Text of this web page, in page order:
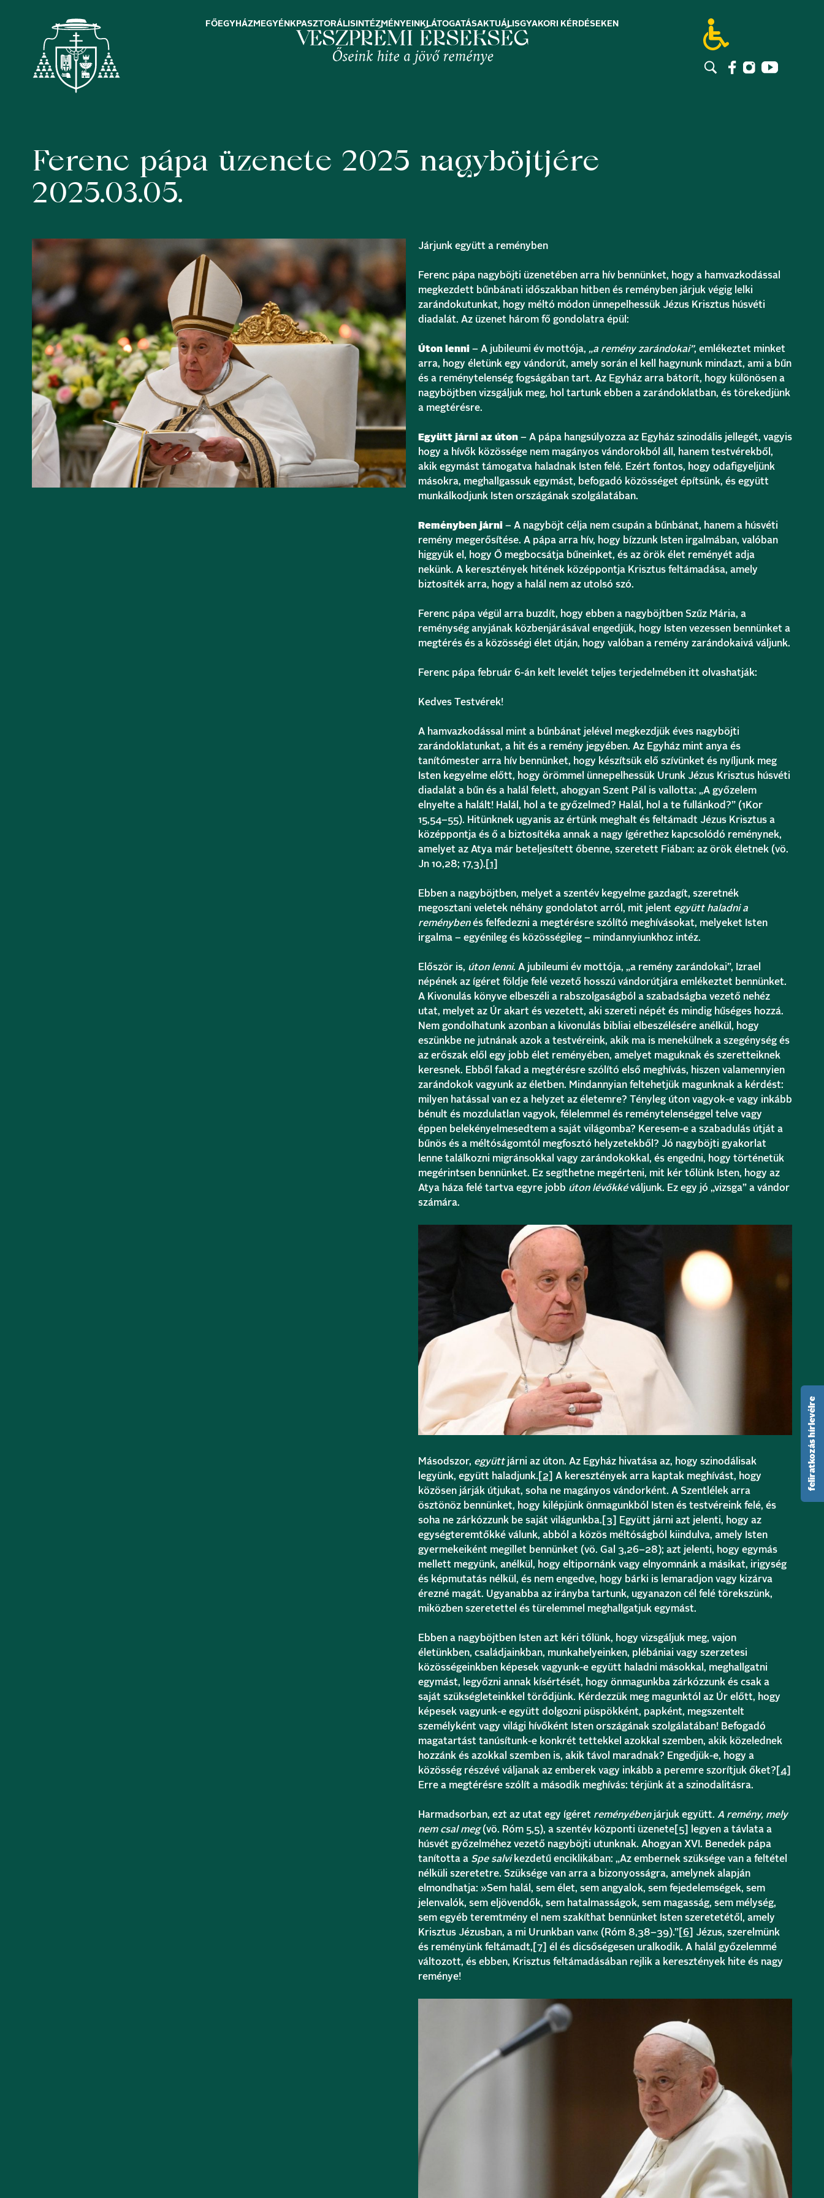
FŐEGYHÁZMEGYÉNK PASZTORÁLIS INTÉZMÉNYEINK LÁTOGATÁSAKTUÁLISGYAKORI KÉRDÉSEK EN
Ferenc pápa üzenete 2025 nagyböjtjére
2025.03.05.
Járjunk együtt a reményben
Ferenc pápa nagyböjti üzenetében arra hív bennünket, hogy a hamvazkodással
megkezdett bűnbánati időszakban hitben és reményben járjuk végig lelki
zarándokutunkat, hogy méltó módon ünnepelhessük Jézus Krisztus húsvéti
diadalát. Az üzenet három fő gondolatra épül:
Úton lenni – A jubileumi év mottója, „a remény zarándokai”, emlékeztet minket
arra, hogy életünk egy vándorút, amely során el kell hagynunk mindazt, ami a bűn
és a reménytelenség fogságában tart. Az Egyház arra bátorít, hogy különösen a
nagyböjtben vizsgáljuk meg, hol tartunk ebben a zarándoklatban, és törekedjünk
a megtérésre.
Együtt járni az úton – A pápa hangsúlyozza az Egyház szinodális jellegét, vagyis
hogy a hívők közössége nem magányos vándorokból áll, hanem testvérekből,
akik egymást támogatva haladnak Isten felé. Ezért fontos, hogy odafigyeljünk
másokra, meghallgassuk egymást, befogadó közösséget építsünk, és együtt
munkálkodjunk Isten országának szolgálatában.
Reményben járni – A nagyböjt célja nem csupán a bűnbánat, hanem a húsvéti
remény megerősítése. A pápa arra hív, hogy bízzunk Isten irgalmában, valóban
higgyük el, hogy Ő megbocsátja bűneinket, és az örök élet reményét adja
nekünk. A keresztények hitének középpontja Krisztus feltámadása, amely
biztosíték arra, hogy a halál nem az utolsó szó.
Ferenc pápa végül arra buzdít, hogy ebben a nagyböjtben Szűz Mária, a
reménység anyjának közbenjárásával engedjük, hogy Isten vezessen bennünket a
megtérés és a közösségi élet útján, hogy valóban a remény zarándokaivá váljunk.
Ferenc pápa február 6-án kelt levelét teljes terjedelmében itt olvashatják:
Kedves Testvérek!
A hamvazkodással mint a bűnbánat jelével megkezdjük éves nagyböjti
zarándoklatunkat, a hit és a remény jegyében. Az Egyház mint anya és
tanítómester arra hív bennünket, hogy készítsük elő szívünket és nyíljunk meg
Isten kegyelme előtt, hogy örömmel ünnepelhessük Urunk Jézus Krisztus húsvéti
diadalát a bűn és a halál felett, ahogyan Szent Pál is vallotta: „A győzelem
elnyelte a halált! Halál, hol a te győzelmed? Halál, hol a te fullánkod?” (1Kor
15,54–55). Hitünknek ugyanis az értünk meghalt és feltámadt Jézus Krisztus a
középpontja és ő a biztosítéka annak a nagy ígérethez kapcsolódó reménynek,
amelyet az Atya már beteljesített őbenne, szeretett Fiában: az örök életnek (vö.
Jn 10,28; 17,3). [1]
Ebben a nagyböjtben, melyet a szentév kegyelme gazdagít, szeretnék
megosztani veletek néhány gondolatot arról, mit jelent együtt haladni a
reménybenés felfedezni a megtérésre szólító meghívásokat, melyeket Isten
irgalma – egyénileg és közösségileg – mindannyiunkhoz intéz.
Először is, úton lenni. A jubileumi év mottója, „a remény zarándokai”, Izrael
népének az ígéret földje felé vezető hosszú vándorútjára emlékeztet bennünket.
A Kivonulás könyve elbeszéli a rabszolgaságból a szabadságba vezető nehéz
utat, melyet az Úr akart és vezetett, aki szereti népét és mindig hűséges hozzá.
Nem gondolhatunk azonban a kivonulás bibliai elbeszélésére anélkül, hogy
eszünkbe ne jutnának azok a testvéreink, akik ma is menekülnek a szegénység és
az erőszak elől egy jobb élet reményében, amelyet maguknak és szeretteiknek
keresnek. Ebből fakad a megtérésre szólító első meghívás, hiszen valamennyien
zarándokok vagyunk az életben. Mindannyian feltehetjük magunknak a kérdést:
milyen hatással van ez a helyzet az életemre? Tényleg úton vagyok-e vagy inkább
bénult és mozdulatlan vagyok, félelemmel és reménytelenséggel telve vagy
éppen belekényelmesedtem a saját világomba? Keresem-e a szabadulás útját a
bűnös és a méltóságomtól megfosztó helyzetekből? Jó nagyböjti gyakorlat
lenne találkozni migránsokkal vagy zarándokokkal, és engedni, hogy történetük
megérintsen bennünket. Ez segíthetne megérteni, mit kér tőlünk Isten, hogy az
Atya háza felé tartva egyre jobb úton lévőkkéváljunk. Ez egy jó „vizsga” a vándor
számára.
Másodszor, együttjárni az úton. Az Egyház hivatása az, hogy szinodálisak
legyünk, együtt haladjunk. [2]
A keresztények arra kaptak meghívást, hogy
közösen járják útjukat, soha ne magányos vándorként. A Szentlélek arra
ösztönöz bennünket, hogy kilépjünk önmagunkból Isten és testvéreink felé, és
soha ne zárkózzunk be saját világunkba. [3]
Együtt járni azt jelenti, hogy az
egységteremtőkké válunk, abból a közös méltóságból kiindulva, amely Isten
gyermekeiként megillet bennünket (vö. Gal 3,26–28); azt jelenti, hogy egymás
mellett megyünk, anélkül, hogy eltipornánk vagy elnyomnánk a másikat, irigység
és képmutatás nélkül, és nem engedve, hogy bárki is lemaradjon vagy kizárva
érezné magát. Ugyanabba az irányba tartunk, ugyanazon cél felé törekszünk,
miközben szeretettel és türelemmel meghallgatjuk egymást.
Ebben a nagyböjtben Isten azt kéri tőlünk, hogy vizsgáljuk meg, vajon
életünkben, családjainkban, munkahelyeinken, plébániai vagy szerzetesi
közösségeinkben képesek vagyunk-e együtt haladni másokkal, meghallgatni
egymást, legyőzni annak kísértését, hogy önmagunkba zárkózzunk és csak a
saját szükségleteinkkel törődjünk. Kérdezzük meg magunktól az Úr előtt, hogy
képesek vagyunk-e együtt dolgozni püspökként, papként, megszentelt
személyként vagy világi hívőként Isten országának szolgálatában! Befogadó
magatartást tanúsítunk-e konkrét tettekkel azokkal szemben, akik közelednek
hozzánk és azokkal szemben is, akik távol maradnak? Engedjük-e, hogy a
közösség részévé váljanak az emberek vagy inkább a peremre szorítjuk őket? [4]
Erre a megtérésre szólít a második meghívás: térjünk át a szinodalitásra.
Harmadsorban, ezt az utat egy ígéret reményébenjárjuk együtt. A remény, mely
nem csal meg(vö. Róm 5,5), a szentév központi üzenete [5]
legyen a távlata a
húsvét győzelméhez vezető nagyböjti utunknak. Ahogyan XVI. Benedek pápa
tanította a Spe salvikezdetű enciklikában: „Az embernek szüksége van a feltétel
nélküli szeretetre. Szüksége van arra a bizonyosságra, amelynek alapján
elmondhatja: »Sem halál, sem élet, sem angyalok, sem fejedelemségek, sem
jelenvalók, sem eljövendők, sem hatalmasságok, sem magasság, sem mélység,
sem egyéb teremtmény el nem szakíthat bennünket Isten szeretetétől, amely
Krisztus Jézusban, a mi Urunkban van« (Róm 8,38–39).” [6]
Jézus, szerelmünk
és reményünk feltámadt, [7]
él és dicsőségesen uralkodik. A halál győzelemmé
változott, és ebben, Krisztus feltámadásában rejlik a keresztények hite és nagy
reménye!
feliratkozás hírlevélre